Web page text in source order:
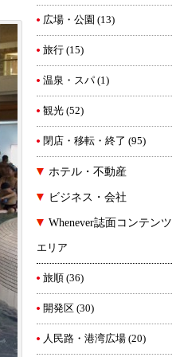
広場・公園 (13)
旅行 (15)
温泉・スパ (1)
観光 (52)
閉店・移転・終了 (95)
ホテル・不動産
ビジネス・会社
Whenever誌面コンテンツ
エリア
旅順 (36)
開発区 (30)
人民路・港湾広場 (20)